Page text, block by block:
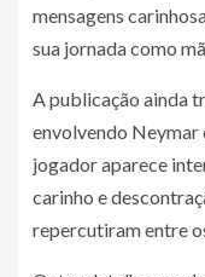
mensagens
sua jornada como
A publicação ainda
envolvendo Neymar
jogador aparece
carinho e
repercutiram entre